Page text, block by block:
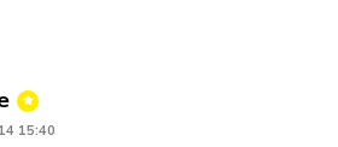
says:
15:40